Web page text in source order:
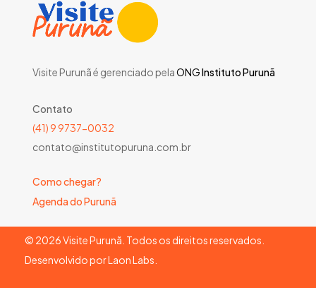
Visite Purunã é gerenciado pelaONGInstituto Purunã
Contato
(41) 9 9737-0032
contato@institutopuruna.com.br
Como chegar?
Agenda do Purunã
© 2026Visite Purunã. Todos os direitos reservados.
Desenvolvido porLaon Labs